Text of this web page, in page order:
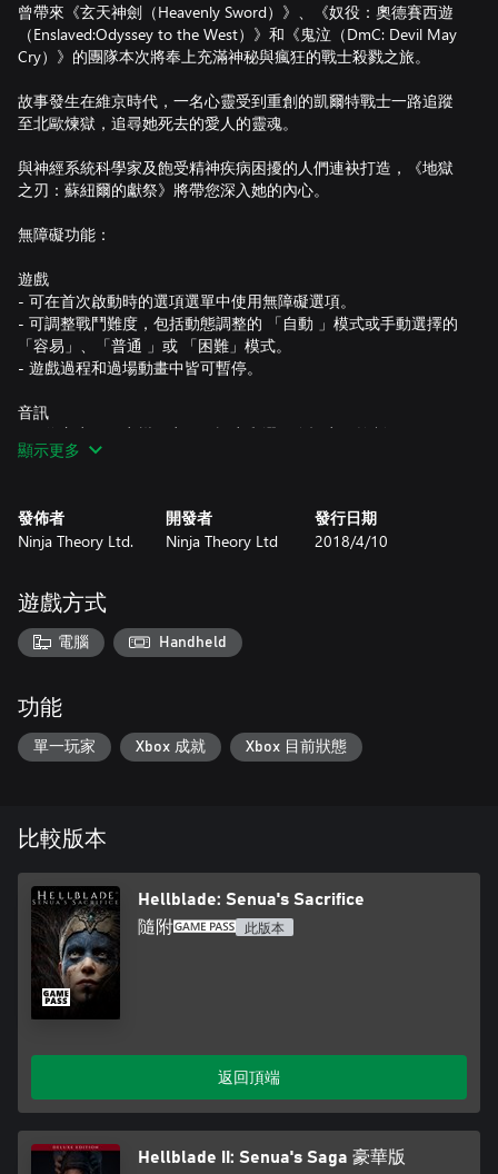
曾帶來《玄天神劍（Heavenly Sword）》、《奴役：奧德賽西遊
（Enslaved:Odyssey to the West）》和《鬼泣（DmC: Devil May
Cry）》的團隊本次將奉上充滿神秘與瘋狂的戰士殺戮之旅。
故事發生在維京時代，一名心靈受到重創的凱爾特戰士一路追蹤
至北歐煉獄，追尋她死去的愛人的靈魂。
與神經系統科學家及飽受精神疾病困擾的人們連袂打造，《地獄
之刃：蘇紐爾的獻祭》將帶您深入她的內心。
無障礙功能：
遊戲
- 可在首次啟動時的選項選單中使用無障礙選項。
- 可調整戰鬥難度，包括動態調整的 「自動 」模式或手動選擇的
「容易」、「普通 」或 「困難」模式。
- 遊戲過程和過場動畫中皆可暫停。
音訊
- 可為主音量、音樂、音效、語音和選單自訂音量控制。
- 可在立體聲和單聲道模式之間切換音訊輸出。
- 具備色盲模式，並可在包括綠色盲、紅色盲和第三色盲（藍色
盲）選項之間調整色盲校正強度。
字幕文本大小可在「標準」或「大型」之間切換。
- 字幕文本顏色可以在白色、橘色、綠色或藍色之間切換。
- 字幕背景可在透明或「純色」之間切換。
- 選單背景的文字對比可在「半透明 」或「純色」之間切換。
輸入
- 可調整控制器搖桿和滑鼠軸的輸入靈敏度，並可翻轉鏡頭軸。
- 鍵盤按鍵和控制器按鍵的輸入重新對應（鏡頭控制和選單導航
鍵除外）。
- 控制器震動可設為開或關。
- 奔跑調整可設為切換或長按按鍵/按鈕時啟動。
請注意，列出的無障礙選項適用於《地獄之刃：蘇紐爾的獻祭》
PC 版遊戲的增強版。
顯示更多
發佈者
Ninja Theory Ltd.
開發者
Ninja Theory Ltd
發行日期
2018/4/10
遊戲方式
電腦 Handheld
功能
單一玩家 Xbox 成就 Xbox 目前狀態
比較版本
Hellblade: Senua's Sacrifice
隨附 此版本
返回頂端
Hellblade II: Senua's Saga 豪華版